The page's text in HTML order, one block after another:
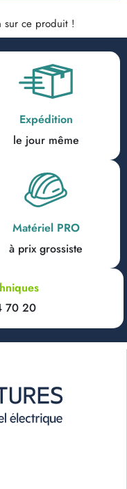
sur ce produit !
Expédition
le jour même
Matériel PRO
à prix grossiste
70 20